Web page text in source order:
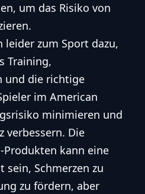
um das Risiko von
leider zum Sport dazu,
Training,
und die richtige
im American
minimieren und
verbessern. Die
Produkten kann eine
Schmerzen zu
zu fördern, aber